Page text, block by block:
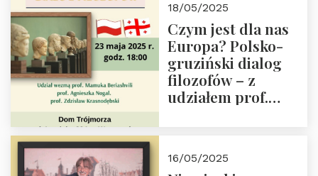
społeczny, członek
Kapituły Nagrody
im. Prezydenta
Lecha
Kaczyńskiego.
Wielki autorytet.
18/05/2025
Czym jest dla nas
Europa? Polsko-
gruziński dialog
filozofów – z
udziałem prof.
Dom Trójmorza 23
16/05/2025